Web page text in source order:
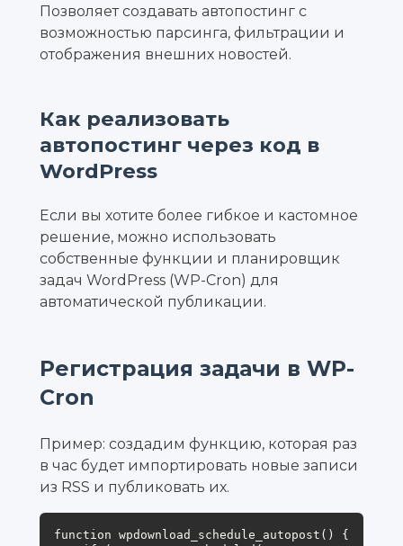
Позволяет создавать автопостинг с
возможностью парсинга, фильтрации и
отображения внешних новостей.
Как реализовать
автопостинг через код в
WordPress
Если вы хотите более гибкое и кастомное
решение, можно использовать
собственные функции и планировщик
задач WordPress (WP-Cron) для
автоматической публикации.
Регистрация задачи в WP-
Cron
Пример: создадим функцию, которая раз
в час будет импортировать новые записи
из RSS и публиковать их.
function wpdownload_schedule_autopost() {